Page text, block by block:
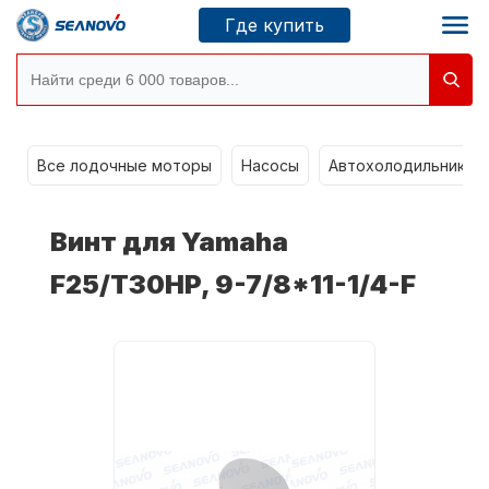
Где купить
Новосибирск
Моторы SEANOVO
Все лодочные моторы Насосы Автохолодильники
Винт для Yamaha
F25/T30HP, 9-7/8*11-1/4-F